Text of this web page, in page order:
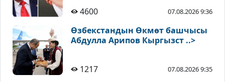
4600 07.08.2026 9:36
Өзбекстандын Өкмөт башчысы
Абдулла Арипов Кыргызст ..>
1217 07.08.2026 9:35